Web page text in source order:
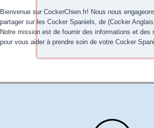
Bienvenue sur CockerChien.fr! Nous nous
partager sur les Cocker Spaniels, de (Cocker
Notre mission est de fournir des informations et des
pour vous aider à prendre soin de votre Cocker